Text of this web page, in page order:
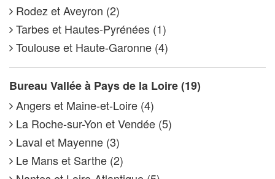
Rodez et Aveyron (2)
Tarbes et Hautes-Pyrénées (1)
Toulouse et Haute-Garonne (4)
Bureau Vallée à Pays de la Loire (19)
Angers et Maine-et-Loire (4)
La Roche-sur-Yon et Vendée (5)
Laval et Mayenne (3)
Le Mans et Sarthe (2)